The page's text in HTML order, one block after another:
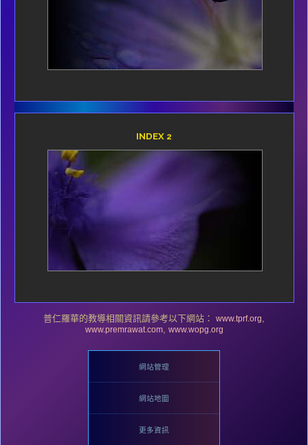
INDEX 2
普仁羅華的教導相關資訊請參考以下網站： www.tprf.org
www.premrawat.com, www.wopg.org
網站管理
網站地圖
更多資訊